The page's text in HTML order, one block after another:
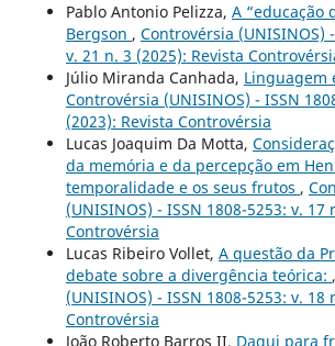
Pablo Antonio Pelizza, A “educação
Bergson , Controvérsia (UNISINOS)
v. 21 n. 3 (2025): Revista
Júlio Miranda Canhada, Linguagem
Controvérsia (UNISINOS) - ISSN
(2023): Revista Controvérsia
Lucas Joaquim Da Motta,
da memória e da percepção em
temporalidade e os seus frutos ,
(UNISINOS) - ISSN 1808-5253: v. 17
Controvérsia
Lucas Ribeiro Vollet, A questão da
debate sobre a divergência teórica: ,
(UNISINOS) - ISSN 1808-5253: v. 18
Controvérsia
João Roberto Barros II, Daqui para